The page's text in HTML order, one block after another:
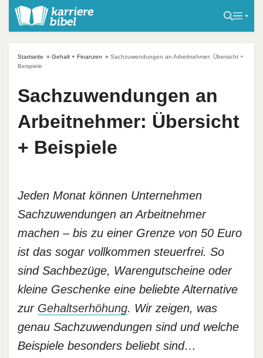
Startseite » Gehalt + Finanzen » Sachzuwendungen an Arbeitnehmer: Übersicht +
Beispiele
Sachzuwendungen an
Arbeitnehmer: Übersicht
+ Beispiele
Jeden Monat können Unternehmen
Sachzuwendungen an Arbeitnehmer
machen – bis zu einer Grenze von 50 Euro
ist das sogar vollkommen steuerfrei. So
sind Sachbezüge, Warengutscheine oder
kleine Geschenke eine beliebte Alternative
zur Gehaltserhöhung. Wir zeigen, was
genau Sachzuwendungen sind und welche
Beispiele besonders beliebt sind…